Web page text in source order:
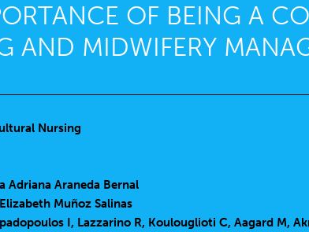
OF BEING A
AND MIDWIFERY
Nursing
Adriana Araneda Bernal
Muñoz Salinas
I, Lazzarino R, Koulouglioti C, Aagard M,